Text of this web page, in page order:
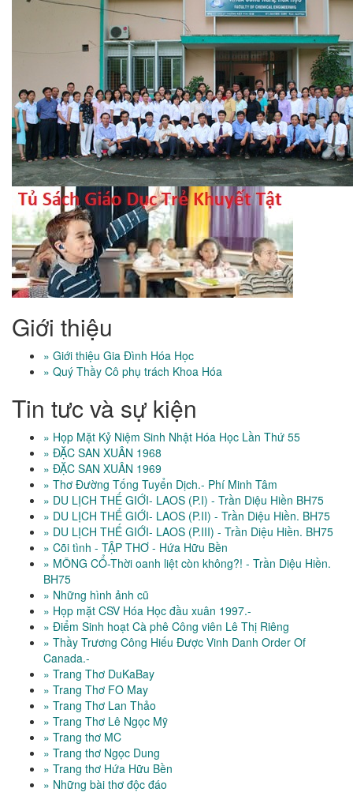
Giới thiệu
» Giới thiệu Gia Đình Hóa Học
» Quý Thầy Cô phụ trách Khoa Hóa
Tin tưc và sự kiện
» Họp Mặt Kỷ Niệm Sinh Nhật Hóa Học Lần Thứ 55
» ĐẶC SAN XUÂN 1968
» ĐẶC SAN XUÂN 1969
» Thơ Đường Tống Tuyển Dịch.- Phí Minh Tâm
» DU LỊCH THẾ GIỚI- LAOS (P.I) - Trần Diệu Hiền BH75
» DU LỊCH THẾ GIỚI- LAOS (P.II) - Trần Diệu Hiền. BH75
» DU LỊCH THẾ GIỚI- LAOS (P.III) - Trần Diệu Hiền. BH75
» Cõi tình - TẬP THƠ - Hứa Hữu Bền
» MÔNG CỔ-Thời oanh liệt còn không?! - Trần Diệu Hiền.
BH75
» Những hình ảnh cũ
» Họp mặt CSV Hóa Học đầu xuân 1997.-
» Điểm Sinh hoạt Cà phê Công viên Lê Thị Riêng
» Thầy Trương Công Hiếu Được Vinh Danh Order Of
Canada.-
» Trang Thơ DuKaBay
» Trang Thơ FO May
» Trang Thơ Lan Thảo
» Trang Thơ Lê Ngọc Mỹ
» Trang thơ MC
» Trang thơ Ngọc Dung
» Trang thơ Hứa Hữu Bền
» Những bài thơ độc đáo